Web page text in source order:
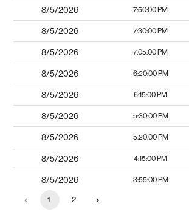
8/5/2026 7:50:00 PM
8/5/2026 7:30:00 PM
8/5/2026 7:05:00 PM
8/5/2026 6:20:00 PM
8/5/2026 6:15:00 PM
8/5/2026 5:30:00 PM
8/5/2026 5:20:00 PM
8/5/2026 4:15:00 PM
8/5/2026 3:55:00 PM
1 2